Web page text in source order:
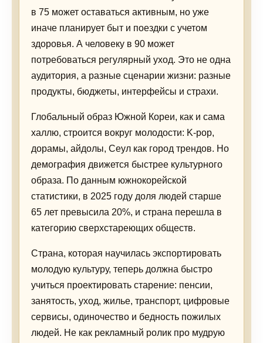
в 75 может оставаться активным, но уже
иначе планирует быт и поездки с учетом
здоровья. А человеку в 90 может
потребоваться регулярный уход. Это не одна
аудитория, а разные сценарии жизни: разные
продукты, бюджеты, интерфейсы и страхи.
Глобальный образ Южной Кореи, как и сама
халлю, строится вокруг молодости: K-pop,
дорамы, айдолы, Сеул как город трендов. Но
демография движется быстрее культурного
образа. По данным южнокорейской
статистики, в 2025 году доля людей старше
65 лет превысила 20%, и страна перешла в
категорию сверхстареющих обществ.
Страна, которая научилась экспортировать
молодую культуру, теперь должна быстро
учиться проектировать старение: пенсии,
занятость, уход, жилье, транспорт, цифровые
сервисы, одиночество и бедность пожилых
людей. Не как рекламный ролик про мудрую